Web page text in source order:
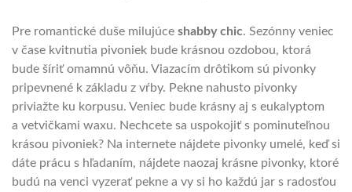
Pre romantické duše milujúce shabby chic. Sezónny veniec
v čase kvitnutia pivoniek bude krásnou ozdobou, ktorá
bude šíriť omamnú vôňu. Viazacím drôtikom sú pivonky
pripevnené k základu z vŕby. Pekne nahusto pivonky
priviažte ku korpusu. Veniec bude krásny aj s eukalyptom
a vetvičkami waxu. Nechcete sa uspokojiť s pominuteľnou
krásou pivoniek? Na internete nájdete pivonky umelé, keď si
dáte prácu s hľadaním, nájdete naozaj krásne pivonky, ktoré
budú na venci vyzerať pekne a vy si ho každú jar s radosťou